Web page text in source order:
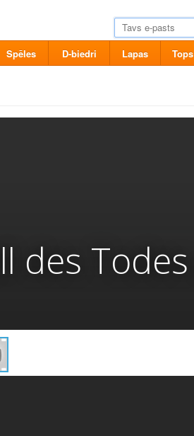
Spēles D-biedri Lapas Tops
des Todes